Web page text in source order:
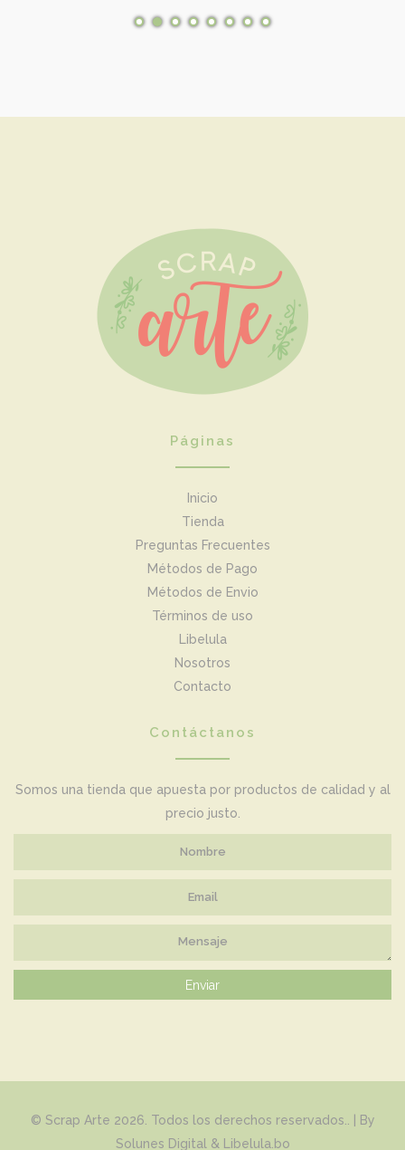
Páginas
Inicio
Tienda
Preguntas Frecuentes
Métodos de Pago
Métodos de Envio
Términos de uso
Libelula
Nosotros
Contacto
Contáctanos
Somos una tienda que apuesta por productos de calidad y al
precio justo.
Enviar
© Scrap Arte 2026. Todos los derechos reservados.. | By
Solunes Digital
& Libelula.bo